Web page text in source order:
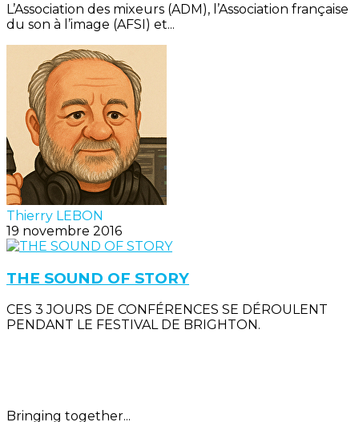
L’Association des mixeurs (ADM), l’Association française
du son à l’image (AFSI) et...
Thierry LEBON
19 novembre 2016
THE SOUND OF STORY
CES 3 JOURS DE CONFÉRENCES SE DÉROULENT
PENDANT LE FESTIVAL DE BRIGHTON.
Bringing together...